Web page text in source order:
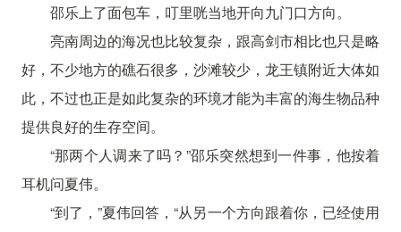
邵乐上了面包车，叮里咣当地开向九门口方向。
亮南周边的海况也比较复杂，跟高剑市相比也只是略
好，不少地方的礁石很多，沙滩较少，龙王镇附近大体如
此，不过也正是如此复杂的环境才能为丰富的海生物品种
提供良好的生存空间。
“那两个人调来了吗？”邵乐突然想到一件事，他按着
耳机问夏伟。
“到了，”夏伟回答，“从另一个方向跟着你，已经使用